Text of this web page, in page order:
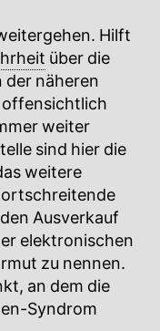
Hilft
über die
näheren
offensichtlich
weiter
sind hier die
weitere
Ausverkauf
elektronischen
zu nennen.
an dem die
Syndrom